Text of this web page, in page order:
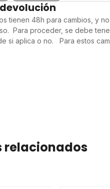
tienen 48h para cambios, y
Para proceder, se debe
si aplica o no. Para estos
relacionados